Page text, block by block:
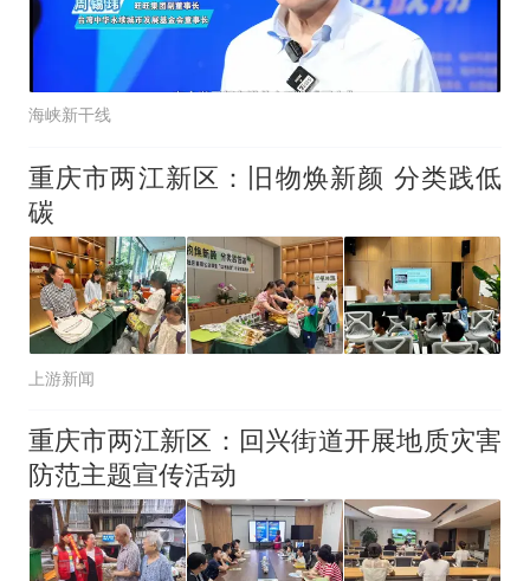
海峡新干线
重庆市两江新区：旧物焕新颜 分类践低
碳
上游新闻
重庆市两江新区：回兴街道开展地质灾害
防范主题宣传活动